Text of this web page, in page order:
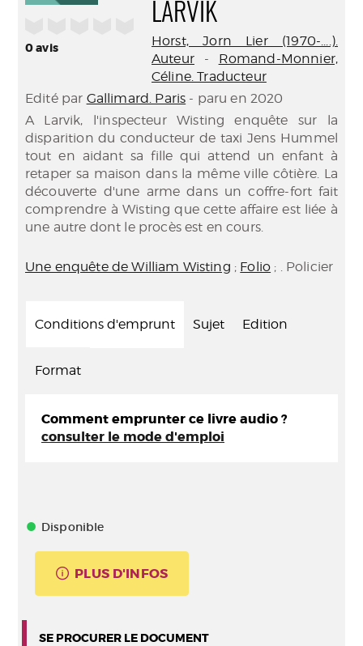
0avis
LARVIK
Horst, Jorn Lier (1970-....).
Auteur- Romand-Monnier,
Céline. Traducteur
Edité par Gallimard. Paris - paru en 2020
A Larvik, l'inspecteur Wisting enquête sur la
disparition du conducteur de taxi Jens Hummel
tout en aidant sa fille qui attend un enfant à
retaper sa maison dans la même ville côtière. La
découverte d'une arme dans un coffre-fort fait
comprendre à Wisting que cette affaire est liée à
une autre dont le procès est en cours.
Une enquête de William Wisting ; Folio ; . Policier
Conditions d'emprunt Sujet Edition
Format
Comment emprunter ce livre audio ?
consulter le mode d'emploi
Disponible
PLUS D'INFOS
SE PROCURER LE DOCUMENT